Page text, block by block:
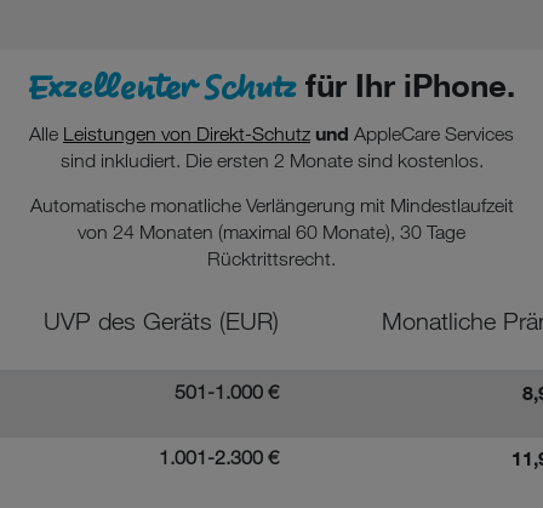
Exzellenter Schutz für Ihr iPhone.
Alle Leistungen von Direkt-Schutz und AppleCare Services
sind inkludiert. Die ersten 2 Monate sind kostenlos.
Automatische monatliche Verlängerung mit Mindestlaufzeit
von 24 Monaten (maximal 60 Monate), 30 Tage
Rücktrittsrecht.
UVP des Geräts (EUR) Monatliche
501-1.000 €
1.001-2.300 €